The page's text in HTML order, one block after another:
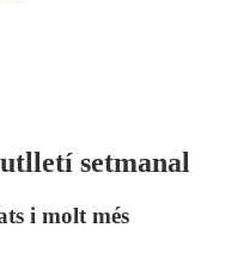
setmanal
i molt més